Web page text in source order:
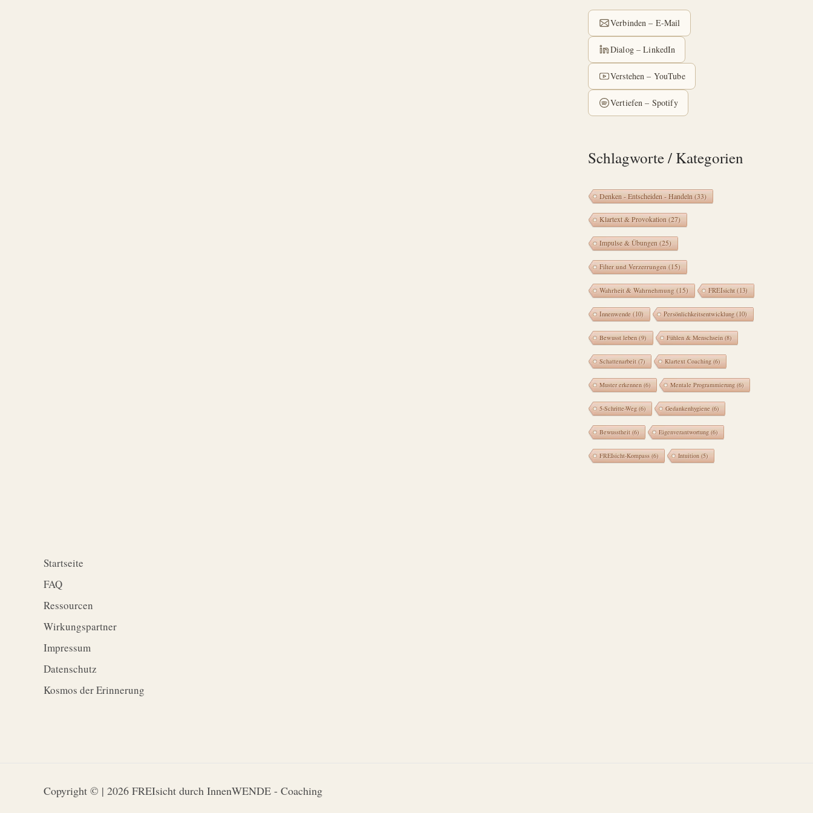
Verbinden – E-Mail
Dialog – LinkedIn
Verstehen – YouTube
Vertiefen – Spotify
Schlagworte / Kategorien
Denken - Entscheiden - Handeln(33)
Klartext & Provokation (27)
Impulse & Übungen (25)
Filter und Verzerrungen (15)
Wahrheit & Wahrnehmung (15) FREIsicht (13)
Innenwende (10) Persönlichkeitsentwicklung (10)
Bewusst leben (9) Fühlen & Menschsein (8)
Schattenarbeit (7) Klartext Coaching (6)
Muster erkennen (6) Mentale Programmierung (6)
5-Schritte-Weg (6) Gedankenhygiene (6)
Bewusstheit (6) Eigenverantwortung (6)
FREIsicht-Kompass (6) Intuition (5)
Startseite
FAQ
Ressourcen
Wirkungspartner
Impressum
Datenschutz
Kosmos der Erinnerung
Copyright © | 2026 FREIsicht durch InnenWENDE - Coaching